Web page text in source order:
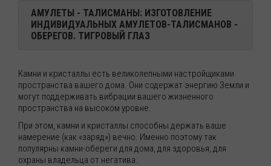
АМУЛЕТЫ - ТАЛИСМАНЫ: ИЗГОТОВЛЕНИЕ
ИНДИВИДУАЛЬНЫХ АМУЛЕТОВ-ТАЛИСМАНОВ -
ОБЕРЕГОВ. ТИГРОВЫЙ ГЛАЗ
Камни и кристаллы есть великолепными настройщиками
пространства вашего дома. Они содержат энергию Земли и
могут поддерживать вибрации вашего жизненного
пространства на высоком уровне.
При этом, камни и кристаллы способны держать ваше
намерение (как «заряд») вечно. Именно поэтому так
популярны камни-обереги для дома, для здоровья, для
охраны владельца от негатива.